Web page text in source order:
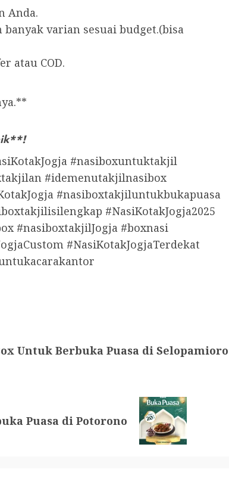
Anda.
varian sesuai budget.(bisa
atau COD.
#nasiboxuntuktakjil
#idemenutakjilnasibox
#nasiboxtakjiluntukbukapuasa
#NasiKotakJogja2025
#nasiboxtakjilJogja #boxnasi
#NasiKotakJogjaTerdekat
Untuk Berbuka Puasa di Selopamioro
Puasa di Potorono